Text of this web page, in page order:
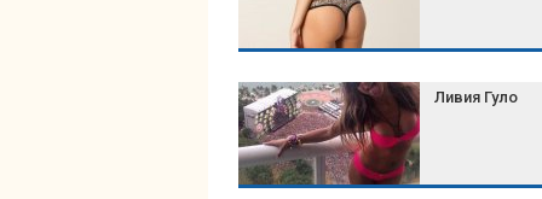
Ливия Гуло